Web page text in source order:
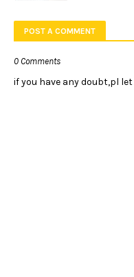
POST A COMMENT
0 Comments
if you have any doubt,pl